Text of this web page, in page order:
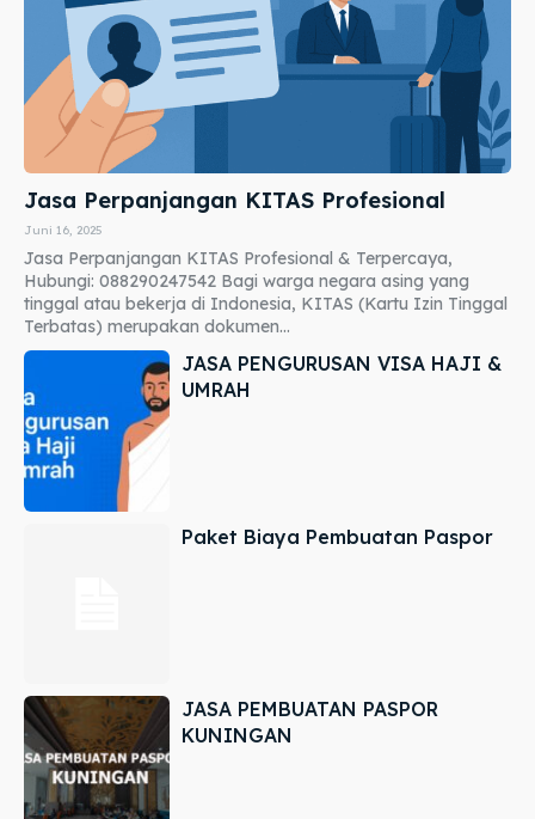
Jasa Perpanjangan KITAS Profesional
Juni 16, 2025
Jasa Perpanjangan KITAS Profesional & Terpercaya,
Hubungi: 088290247542 Bagi warga negara asing yang
tinggal atau bekerja di Indonesia, KITAS (Kartu Izin Tinggal
Terbatas) merupakan dokumen...
JASA PENGURUSAN VISA HAJI &
UMRAH
Paket Biaya Pembuatan Paspor
JASA PEMBUATAN PASPOR
KUNINGAN